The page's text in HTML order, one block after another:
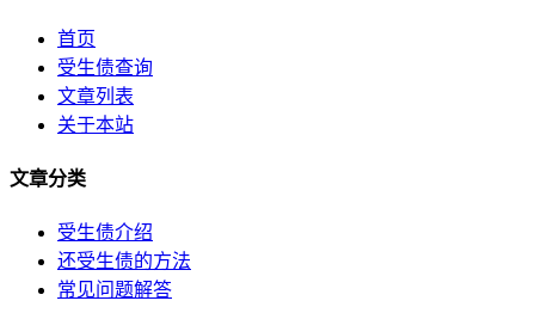
首页
受生债查询
文章列表
关于本站
文章分类
受生债介绍
还受生债的方法
常见问题解答